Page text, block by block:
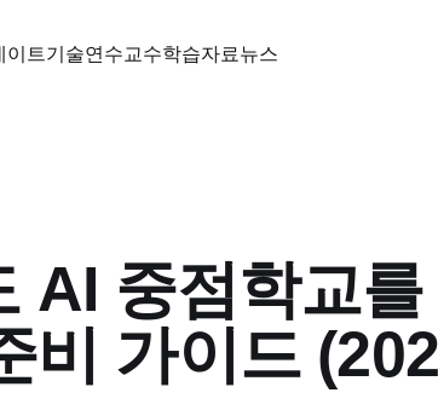
이트기술연수교수학습자료뉴스
AI 중점학교
비 가이드